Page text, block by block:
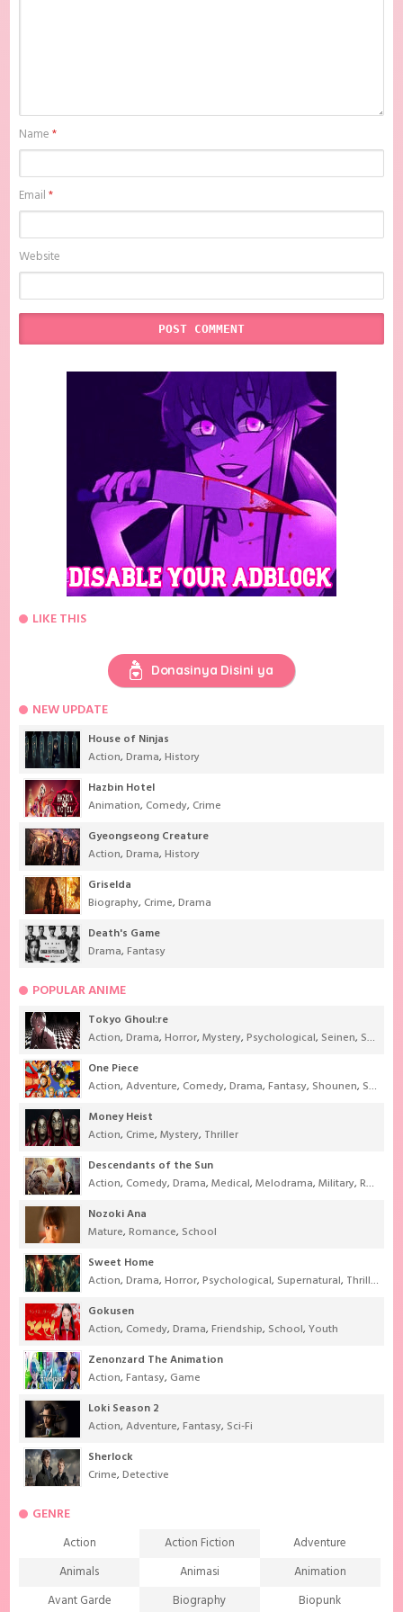
Name*
Email*
Website
LIKE THIS
Donasinya Disini ya
NEW UPDATE
House of Ninjas
Action,Drama,History
Hazbin Hotel
Animation, Comedy, Crime
Gyeongseong Creature
Action,Drama,History
Griselda
Biography, Crime,Drama
Death's Game
Drama,Fantasy
POPULAR ANIME
Tokyo Ghoul:re
Action,Drama,Horror,Mystery,Psychological, Seinen, Supernatural
One Piece
Action,Adventure, Comedy,Drama,Fantasy, Shounen, Super Power
Money Heist
Action, Crime,Mystery, Thriller
Descendants of the Sun
Action, Comedy,Drama,Medical,Melodrama,Military,Romance
Nozoki Ana
Mature,Romance, School
Sweet Home
Action,Drama,Horror,Psychological, Supernatural, Thriller
Gokusen
Action, Comedy,Drama,Friendship, School,Youth
Zenonzard The Animation
Action,Fantasy, Game
Loki Season 2
Action,Adventure,Fantasy, Sci-Fi
Sherlock
Crime,Detective
GENRE
Action Action Fiction
Adventure
Animals
Animasi
Animation
Avant Garde
Biography
Biopunk